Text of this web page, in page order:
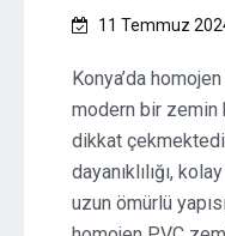
11 Temmuz
Konya’da
modern bir zemin
dikkat
dayanıklılığı,
uzun ömürlü